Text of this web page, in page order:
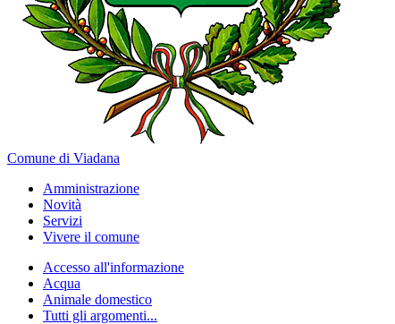
Comune di Viadana
Amministrazione
Novità
Servizi
Vivere il comune
Accesso all'informazione
Acqua
Animale domestico
Tutti gli argomenti...